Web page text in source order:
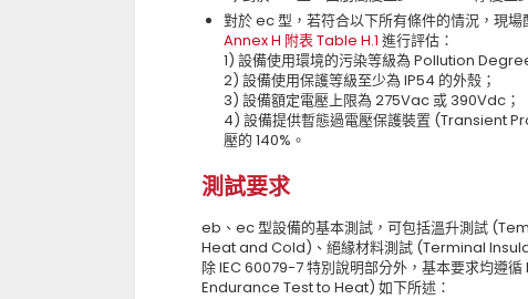
對於 ec 型，若符合以下所有條件的情況，現
Annex H 附表 Table H.1 進行評估：
1) 設備使用環境的污染等級為 Pollution
2) 設備使用保護等級至少為 IP54 的外殼；
3) 設備額定電壓上限為 275Vac 或 390Vdc；
4) 設備提供暫態過電壓保護裝置 (Transient
壓的 140%。
測試要求
eb、ec 型設備的基本測試，可包括溫升測試
Heat and Cold)、絕緣材料測試 (Terminal
除 IEC 60079-7 特別說明部分外，基本要求均遵
Endurance Test to Heat) 如下所述：